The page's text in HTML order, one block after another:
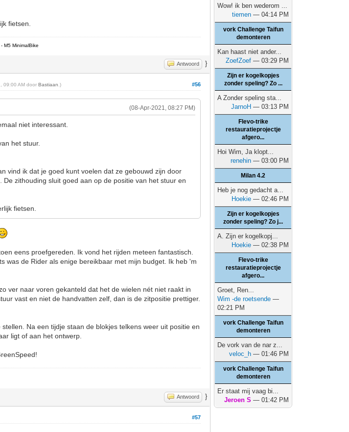
fietsen.
M5 MinimalBike
Antwoord }
#56
09:00 AM doorBastiaan .)
(08-Apr-2021, 08:27 PM)
niet interessant.
het stuur.
vind ik dat je goed kunt voelen dat ze gebouwd zijn door
zithouding sluit goed aan op de positie van het stuur en
fietsen.
eens proefgereden. Ik vond het rijden meteen fantastisch.
was de Rider als enige bereikbaar met mijn budget. Ik heb 'm
ver naar voren gekanteld dat het de wielen nét niet raakt in
vast en niet de handvatten zelf, dan is de zitpositie prettiger.
Na een tijdje staan de blokjes telkens weer uit positie en
ligt of aan het ontwerp.
Antwoord }
#57
Wow! ik ben wederom ...
tiemen — 04:14 PM
vork Challenge Taifun
demonteren
Kan haast niet ander...
ZoefZoef — 03:29 PM
Zijn er kogelkopjes
zonder speling? Zo ...
A Zonder speling sta...
JarnoH — 03:13 PM
Flevo-trike
restauratieprojectje
afgero...
Hoi Wim, Ja klopt...
renehin — 03:00 PM
Milan 4.2
Heb je nog gedacht a...
Hoekie — 02:46 PM
Zijn er kogelkopjes
zonder speling? Zo j...
A. Zijn er kogelkopj...
Hoekie — 02:38 PM
Flevo-trike
restauratieprojectje
afgero...
Groet, Ren...
Wim -de roetsende —
02:21 PM
vork Challenge Taifun
demonteren
De vork van de nar z...
veloc_h — 01:46 PM
vork Challenge Taifun
demonteren
Er staat mij vaag bi...
Jeroen S — 01:42 PM